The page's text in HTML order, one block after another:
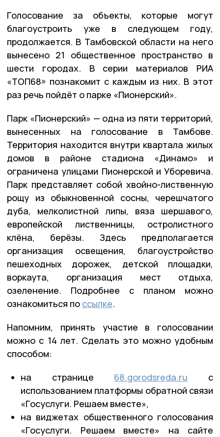
Голосование за объекты, которые могут
благоустроить уже в следующем году,
продолжается. В Тамбовской области на него
вынесено 21 общественное пространство в
шести городах. В серии материалов РИА
«ТОП68» познакомит с каждым из них. В этот
раз речь пойдёт о парке «Пионерский».
Парк «Пионерский» — одна из пяти территорий,
вынесенных на голосование в Тамбове.
Территория находится внутри квартала жилых
домов в районе стадиона «Динамо» и
ограничена улицами Пионерской и Уборевича.
Парк представляет собой хвойно-лиственную
рощу из обыкновенной сосны, черешчатого
дуба, мелколистной липы, вяза шершавого,
европейской лиственницы, остролистного
клёна, берёзы. Здесь предполагается
организация освещения, благоустройство
пешеходных дорожек, детской площадки,
воркаута, организация мест отдыха,
озеленение. Подробнее с планом можно
ознакомиться по ссылке.
Напомним, принять участие в голосовании
можно с 14 лет. Сделать это можно удобным
способом:
на странице 68.gorodsreda.ru с
использованием платформы обратной связи
«Госуслуги. Решаем вместе»,
на виджетах общественного голосования
«Госуслуги. Решаем вместе» на сайте